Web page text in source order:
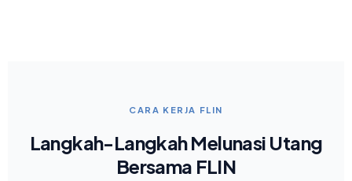
CARA KERJA FLIN
Langkah-Langkah Melunasi Utang
Bersama FLIN